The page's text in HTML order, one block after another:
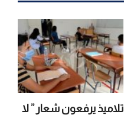
تلاميذ يرفعون شعار ” لا